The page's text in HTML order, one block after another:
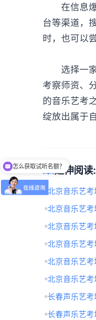
在信息爆
台等渠道，
时，也可以
选择一家
考察师资、
的音乐艺考
绽放出属于
menu_book延伸阅读:
北京音乐艺
北京音乐艺
北京音乐艺
北京音乐艺
北京音乐艺
北京音乐艺
长春声乐艺
长春声乐艺
怎么获取试听名额？